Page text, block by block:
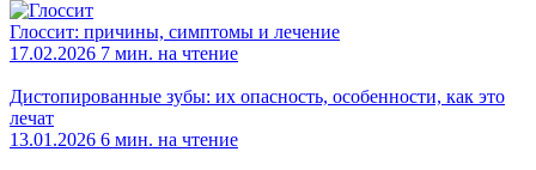
Глоссит: причины, симптомы и лечение
17.02.2026 7 мин. на чтение
Дистопированные зубы: их опасность, особенности, как это
лечат
13.01.2026 6 мин. на чтение